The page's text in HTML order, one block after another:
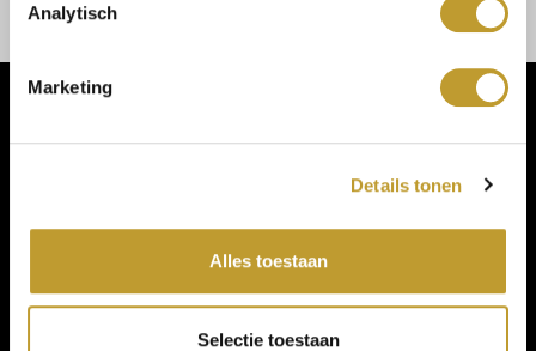
Analytisch
Marketing
Details tonen
Alles toestaan
Selectie toestaan
Contact